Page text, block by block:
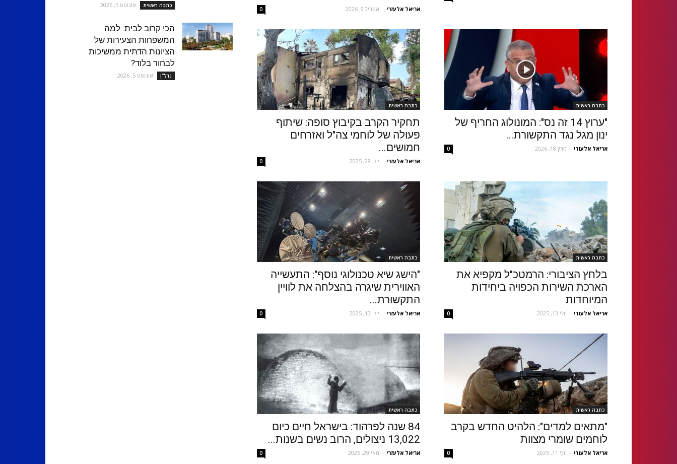
אריאל אלעזרי - אפריל 9, 2026 0
כתבה ראשית
"ערוץ 14 זה נס": המונולוג החריף של
ינון מגל נגד התקשורת...
אריאל אלעזרי - מרץ 18, 2026 0
כתבה ראשית
תחקיר הקרב בקיבוץ סופה: שיתוף
פעולה של לוחמי צה"ל ואזרחים
חמושים...
אריאל אלעזרי - יולי 28, 2025 0
כתבה ראשית
בלחץ הציבורי: הרמטכ"ל מקפיא את
הארכת השירות הכפויה ביחידות
המיוחדות
אריאל אלעזרי - יולי 13, 2025 0
כתבה ראשית
"הישג שיא טכנולוגי נוסף": התעשייה
האווירית שיגרה בהצלחה את לוויין
התקשורת...
אריאל אלעזרי - יולי 13, 2025 0
כתבה ראשית
"מתאים למדים": הלהיט החדש בקרב
לוחמים שומרי מצוות
אריאל אלעזרי - יוני 11, 2025 0
כתבה ראשית
84 שנה לפרהוד: בישראל חיים כיום
13,022 ניצולים, הרוב נשים בשנות...
אריאל אלעזרי - מאי 29, 2025 0
כתבה ראשית אוגוסט 5, 2026
הכי קרוב לבית: למה
המשפחות הצעירות של
הציונות הדתית ממשיכות
לבחור בלוד?
נדל''ן אוגוסט 5, 2026